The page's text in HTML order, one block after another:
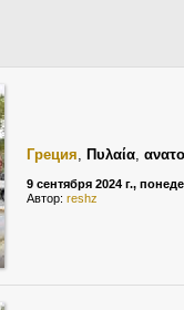
Греция, Πυλαία,
9 сентября 2024 г.,
Автор: reshz